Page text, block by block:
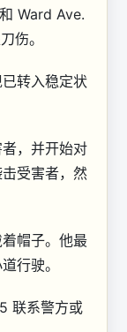
Ward Ave.
伤。
转入稳定状
，并开始对
受害者，然
帽子。他最
行驶。
联系警方或